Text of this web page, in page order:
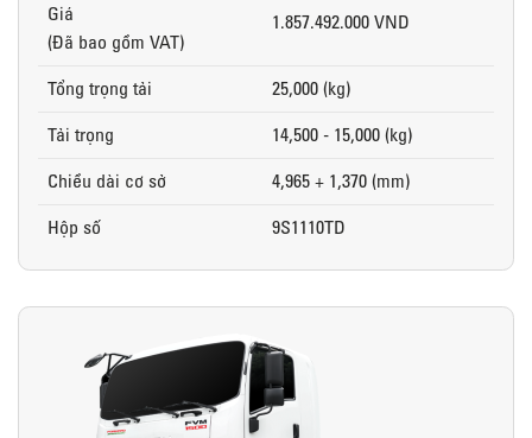
Giá
(Đã bao gồm VAT)
1.857.492.000 VND
Tổng trọng tải
25,000 (kg)
Tải trọng
14,500 - 15,000 (kg)
Chiều dài cơ sở
4,965 + 1,370 (mm)
Hộp số
9S1110TD